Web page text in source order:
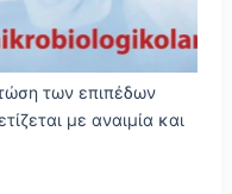
των επιπέδων
με αναιμία και